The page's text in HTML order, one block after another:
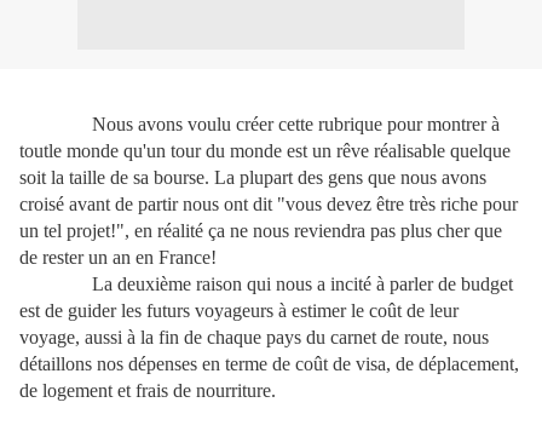
Nous avons voulu créer cette rubrique pour montrer à
toutle monde qu'un tour du monde est un rêve réalisable quelque
soit la taille de sa bourse. La plupart des gens que nous avons
croisé avant de partir nous ont dit "vous devez être très riche pour
un tel projet!", en réalité ça ne nous reviendra pas plus cher que
de rester un an en France!
La deuxième raison qui nous a incité à parler de budget
est de guider les futurs voyageurs à estimer le coût de leur
voyage, aussi à la fin de chaque pays du carnet de route, nous
détaillons nos dépenses en terme de coût de visa, de déplacement,
de logement et frais de nourriture.